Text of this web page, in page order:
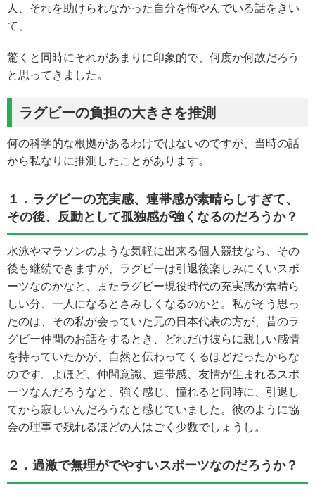
人、それを助けられなかった自分を悔やんでいる話をきい
て、
驚くと同時にそれがあまりに印象的で、何度か何故だろう
と思ってきました。
ラグビーの負担の大きさを推測
何の科学的な根拠があるわけではないのですが、当時の話
から私なりに推測したことがあります。
１．ラグビーの充実感、連帯感が素晴らしすぎて、
その後、反動として孤独感が強くなるのだろうか？
水泳やマラソンのような気軽に出来る個人競技なら、その
後も継続できますが、ラグビーは引退後楽しみにくいスポ
ーツなのかなと、またラグビー現役時代の充実感が素晴ら
しい分、一人になるとさみしくなるのかと。私がそう思っ
たのは、その私が会っていた元の日本代表の方が、昔のラ
グビー仲間のお話をするとき、どれだけ彼らに親しい感情
を持っていたかが、自然と伝わってくるほどだったからな
のです。よほど、仲間意識、連帯感、友情が生まれるスポ
ーツなんだろうなと、強く感じ、憧れると同時に、引退し
てから寂しいんだろうなと感じていました。彼のように協
会の理事で残れるほどの人はごく少数でしょうし。
２．過激で無理がでやすいスポーツなのだろうか？